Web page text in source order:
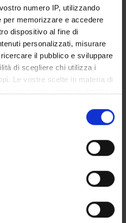
numero IP, utilizzando
memorizzare e accedere
dispositivo al fine di
personalizzati, misurare
il pubblico e sviluppare
di scegliere chi utilizza i
Le vostre scelte in materia di
consenso in qualsiasi
sui cookie o facendo clic
sulla tua posizione
di qualche
scansionandolo
IN THE PROJECT
Biology (DBT)
Biology (DBT) (DBT)
Biology (DM) (DM)